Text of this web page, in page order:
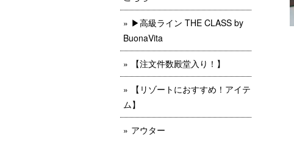
▶︎高級ライン THE CLASS by
BuonaVita
【注文件数殿堂入り！】
【リゾートにおすすめ！アイテ
ム】
アウター